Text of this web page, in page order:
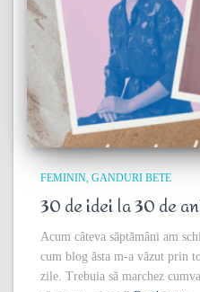
FEMININ GANDURI BETE
30 de idei la 30 de
Acum câteva săptămâni am
cum blog ăsta m-a văzut prin
zile. Trebuia să marchez